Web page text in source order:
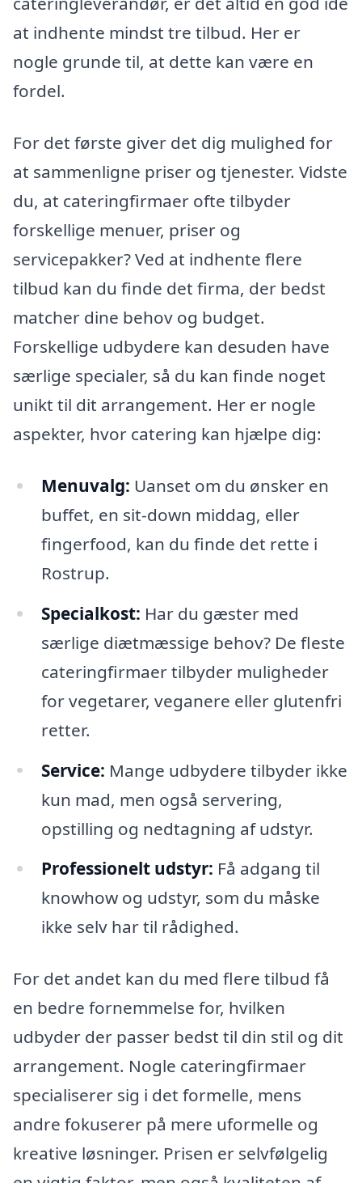
at indhente mindst tre tilbud. Her er
nogle grunde til, at dette kan være en
fordel.
For det første giver det dig mulighed for
at sammenligne priser og tjenester. Vidste
du, at cateringfirmaer ofte tilbyder
forskellige menuer, priser og
servicepakker? Ved at indhente flere
tilbud kan du finde det firma, der bedst
matcher dine behov og budget.
Forskellige udbydere kan desuden have
særlige specialer, så du kan finde noget
unikt til dit arrangement. Her er nogle
aspekter, hvor catering kan hjælpe dig:
Menuvalg: Uanset om du ønsker en
buffet, en sit-down middag, eller
fingerfood, kan du finde det rette i
Rostrup.
Specialkost: Har du gæster med
særlige diætmæssige behov? De fleste
cateringfirmaer tilbyder muligheder
for vegetarer, veganere eller glutenfri
retter.
Service: Mange udbydere tilbyder ikke
kun mad, men også servering,
opstilling og nedtagning af udstyr.
Professionelt udstyr: Få adgang til
knowhow og udstyr, som du måske
ikke selv har til rådighed.
For det andet kan du med flere tilbud få
en bedre fornemmelse for, hvilken
udbyder der passer bedst til din stil og dit
arrangement. Nogle cateringfirmaer
specialiserer sig i det formelle, mens
andre fokuserer på mere uformelle og
kreative løsninger. Prisen er selvfølgelig